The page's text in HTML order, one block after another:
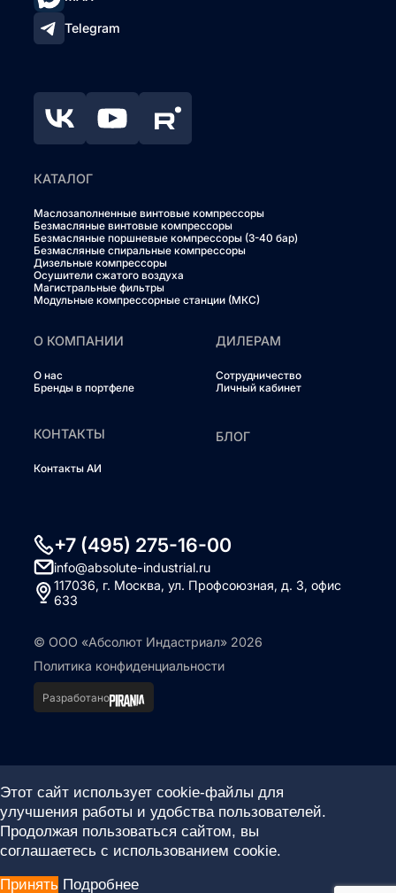
Telegram
КАТАЛОГ
Маслозаполненные винтовые компрессоры
Безмасляные винтовые компрессоры
Безмасляные поршневые компрессоры (3-40 бар)
Безмасляные спиральные компрессоры
Дизельные компрессоры
Осушители сжатого воздуха
Магистральные фильтры
Модульные компрессорные станции (МКС)
О КОМПАНИИ
О нас
Бренды в портфеле
ДИЛЕРАМ
Сотрудничество
Личный кабинет
КОНТАКТЫ
Контакты АИ
БЛОГ
+7 (495) 275-16-00
info@absolute-industrial.ru
117036, г. Москва, ул. Профсоюзная, д. 3, офис
633
© ООО «Абсолют Индастриал» 2026
Политика конфиденциальности
Разработано
Этот сайт использует cookie-файлы для
улучшения работы и удобства пользователей.
Продолжая пользоваться сайтом, вы
соглашаетесь с использованием cookie.
Принять Подробнее